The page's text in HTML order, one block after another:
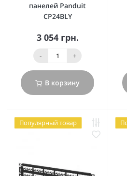
панелей Panduit
CP24BLY
3 054 грн.
- +
В корзину
Популярный товар